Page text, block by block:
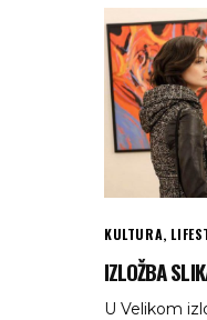
KULTURA,
IZLOŽBA
U Velikom